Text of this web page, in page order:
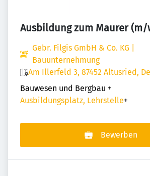
Ausbildung zum Maurer
Gebr. Filgis GmbH & Co. KG |
Bauunternehmung
Am Illerfeld 3, 87452 Altusried,
Bauwesen und Bergbau +
Ausbildungsplatz, Lehrstelle+
Bewerben